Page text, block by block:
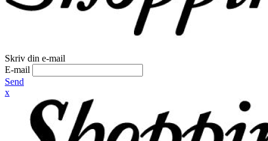
Skriv din e-mail
E-mail
Send
x